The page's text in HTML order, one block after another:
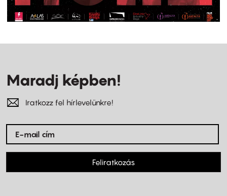
Maradj képben!
Iratkozz fel hírlevelünkre!
Feliratkozás